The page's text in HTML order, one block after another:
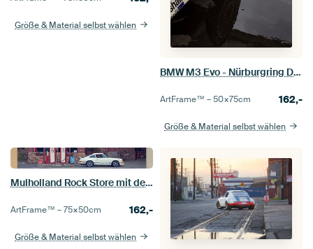
Größe & Material selbst wählen
BMW M3 Evo - Nürburgring Deutschland
ArtFrame™ –50×75cm 162,-
Größe & Material selbst wählen
Mulholland Rock Store mit dem HolländerFotos | Magnus 911
ArtFrame™ –75×50cm 162,-
Größe & Material selbst wählen